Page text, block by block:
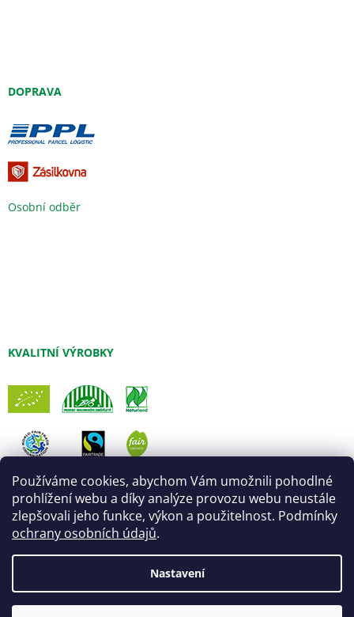
Používáme cookies, abychom Vám umožnili pohodlné
prohlížení webu a díky analýze provozu webu neustále
zlepšovali jeho funkce, výkon a použitelnost. Podmínky
ochrany osobních údajů.
Nastavení
DOPRAVA
Osobní odběr
KVALITNÍ VÝROBKY
Vytvořil ShoptetÚprava šablony:Marketingwebu